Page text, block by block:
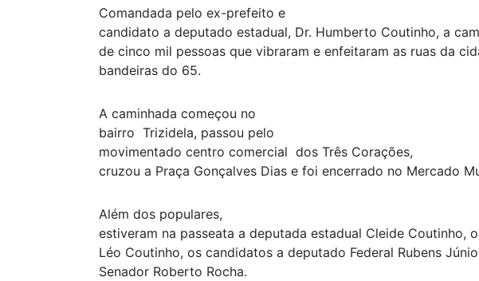
Comandada pelo ex-prefeito e
candidato a deputado estadual, Dr. Humberto Coutinho, a
de cinco mil pessoas que vibraram e enfeitaram as ruas da
bandeiras do 65.
A caminhada começou no
bairro Trizidela, passou pelo
movimentado centro comercial dos Três Corações,
cruzou a Praça Gonçalves Dias e foi encerrado no Mercado
Além dos populares,
estiveram na passeata a deputada estadual Cleide Coutinho,
Léo Coutinho, os candidatos a deputado Federal Rubens
Senador Roberto Rocha.